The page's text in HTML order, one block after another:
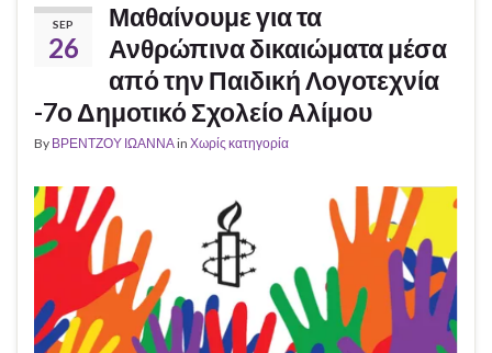
SEP
26
Μαθαίνουμε για τα
Ανθρώπινα δικαιώματα μέσα
από την Παιδική Λογοτεχνία
-7ο Δημοτικό Σχολείο Αλίμου
By ΒΡΕΝΤΖΟΥ ΙΩΑΝΝΑin Χωρίς κατηγορία